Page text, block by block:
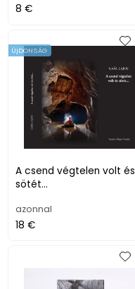
8 €
A csend végtelen volt és
sötét...
ÚjDONSÁG
azonnal
18 €